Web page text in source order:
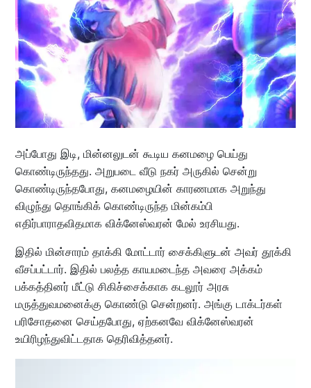
அப்போது இடி, மின்னலுடன் கூடிய கனமழை பெய்து
கொண்டிருந்தது. அறுபடை வீடு நகர் அருகில் சென்று
கொண்டிருந்தபோது, கனமழையின் காரணமாக அறுந்து
விழுந்து தொங்கிக் கொண்டிருந்த மின்கம்பி
எதிர்பாராதவிதமாக விக்னேஸ்வரன் மேல் உரசியது.
இதில் மின்சாரம் தாக்கி மோட்டார் சைக்கிளுடன் அவர் தூக்கி
வீசப்பட்டார். இதில் பலத்த காயமடைந்த அவரை அக்கம்
பக்கத்தினர் மீட்டு சிகிச்சைக்காக கடலூர் அரசு
மருத்துவமனைக்கு கொண்டு சென்றனர். அங்கு டாக்டர்கள்
பரிசோதனை செய்தபோது, ஏற்கனவே விக்னேஸ்வரன்
உயிரிழந்துவிட்டதாக தெரிவித்தனர்.